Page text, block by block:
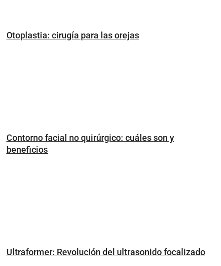
Otoplastia: cirugía para las orejas
Contorno facial no quirúrgico: cuáles son y
beneficios
Ultraformer: Revolución del ultrasonido focalizado